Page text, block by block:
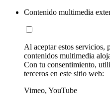
Contenido multimedia
Al aceptar estos servicios,
contenidos multimedia
Con tu consentimiento,
terceros en este sitio web:
Vimeo, YouTube